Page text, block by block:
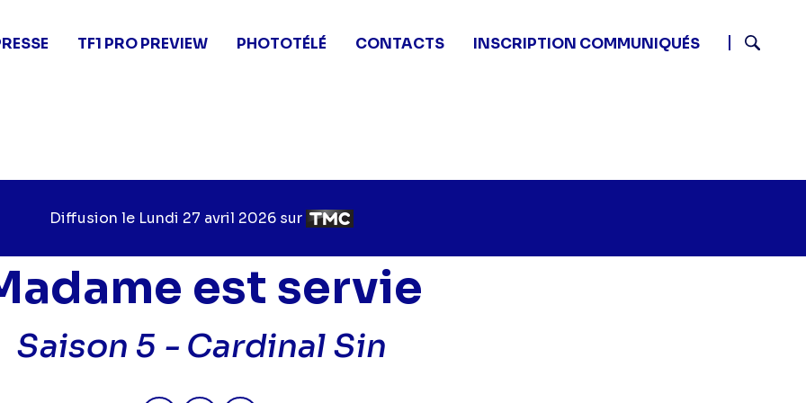
TF1 PRO PREVIEW PHOTOTÉLÉ CONTACTS
INSCRIPTION COMMUNIQUÉS
Diffusion le Jour
diffusion
Lundi 27 avril 2026 sur Chaîne
diffusion
est servie
Saison 5 - Cardinal Sin